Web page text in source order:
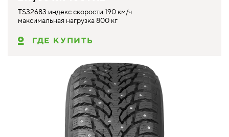
TS32683 индекс скорости 190 км/ч
максимальная нагрузка 800 кг
ГДЕ КУПИТЬ